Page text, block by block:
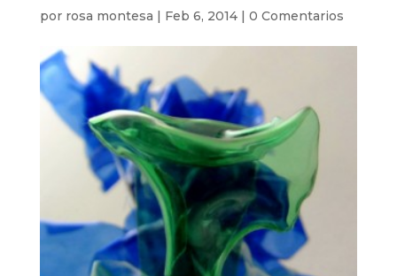
por rosa montesa | Feb 6, 2014| 0 Comentarios